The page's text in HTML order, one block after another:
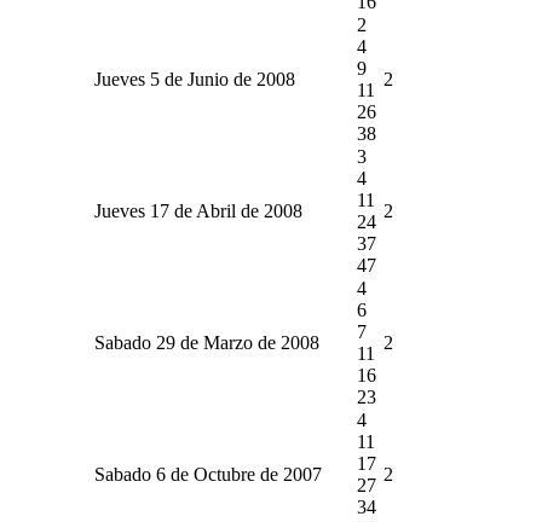
Jueves 5 de Junio de 2008
2
4
9
11
26
38
2
Jueves 17 de Abril de 2008
3
4
11
24
37
47
2
Sabado 29 de Marzo de 2008
4
6
7
11
16
23
2
Sabado 6 de Octubre de 2007
4
11
17
27
34
2